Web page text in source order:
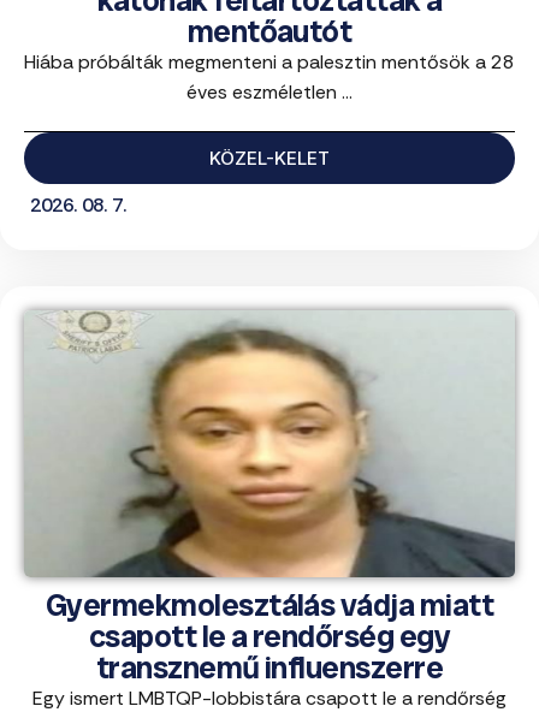
mentőautót
Hiába próbálták megmenteni a palesztin mentősök a 28
éves eszméletlen ...
KÖZEL-KELET
2026. 08. 7.
Gyermekmolesztálás vádja miatt
csapott le a rendőrség egy
transznemű influenszerre
Egy ismert LMBTQP-lobbistára csapott le a rendőrség